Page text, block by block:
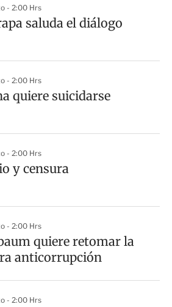
- 2:00 Hrs
saluda el diálogo
- 2:00 Hrs
quiere suicidarse
- 2:00 Hrs
y censura
- 2:00 Hrs
quiere retomar la
anticorrupción
- 2:00 Hrs